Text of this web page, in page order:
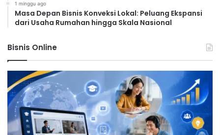
1 minggu ago
Masa Depan Bisnis Konveksi Lokal: Peluang Ekspansi
dari Usaha Rumahan hingga Skala Nasional
Bisnis Online